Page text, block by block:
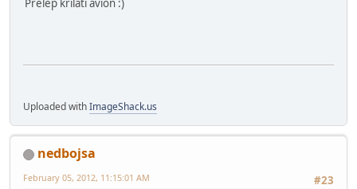
Prelep krilati avion :)
Uploaded withImageShack.us
nedbojsa
#23
February 05, 2012, 11:15:01 AM